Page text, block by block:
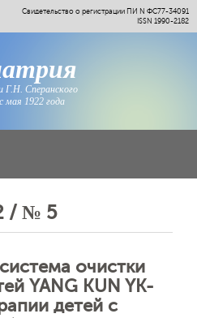
Свидетельство о регистрации ПИ N ФС77-34091
ISSN 1990-2182
Г.Н. Сперанского
мая 1922 года
/ № 5
очистки
YANG KUN YK-
детей с